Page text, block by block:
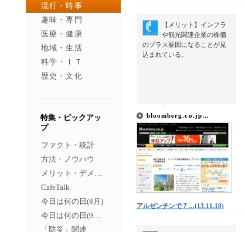
【メリット】インフラ
や観光関連企業の株価
のプラス要因になることが見
込まれている。
bloomberg.co.jp…
アルゼンチンで７…(13.11.18)
流行・時事
趣味・専門
医療・健康
地域・生活
科学・ＩＴ
歴史・文化
特集・ピックアッ
プ
ファクト・統計
方法・ノウハウ
メリット・デメリット
CafeTalk
今日は何の日(8月)
今日は何の日(9月）
「防災」関連